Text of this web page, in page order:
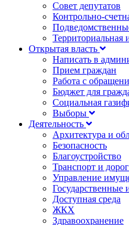
Совет депутатов
Контрольно-
Территориальная
Открытая власть
Написать в
Прием граждан
Работа с
Бюджет для
Социальная
Выборы
Деятельность
Архитектура и
Безопасность
Благоустройство
Транспорт и
Управление
Государственные
Доступная среда
ЖКХ
Здравоохранение